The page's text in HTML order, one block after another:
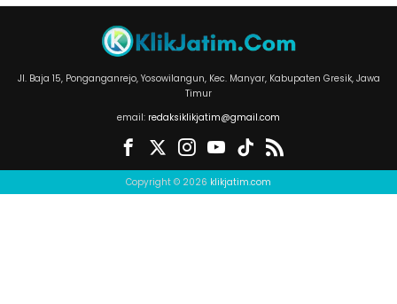
Jl. Baja 15, Ponganganrejo, Yosowilangun, Kec. Manyar, Kabupaten Gresik, Jawa
Timur
email: redaksiklikjatim@gmail.com
Copyright © 2026 klikjatim.com